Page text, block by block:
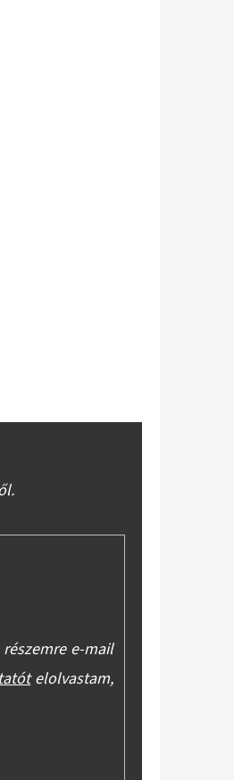
e-mail
elolvastam,